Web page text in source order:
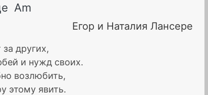
Am
Егор и Наталия Лансере
за других,
и нужд своих.
возлюбить,
этому явить.